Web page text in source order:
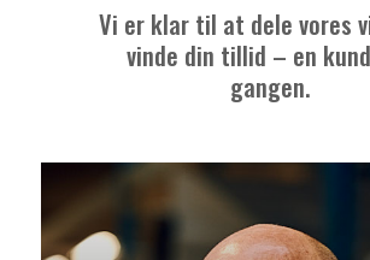
Vi er klar til at dele vores
vinde din tillid – en
gangen.